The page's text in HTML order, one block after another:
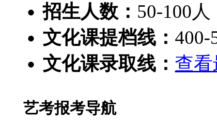
招生人数： 50-100人
文化课提档线： 400-
文化课录取线： 查
艺考报考导航